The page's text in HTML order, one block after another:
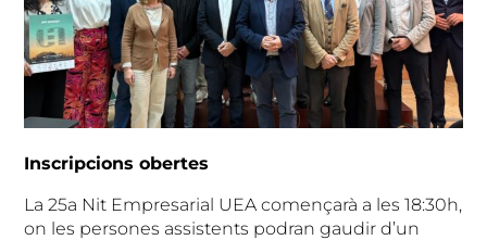
Inscripcions obertes
La 25a Nit Empresarial UEA començarà a les 18:30h,
on les persones assistents podran gaudir d’un